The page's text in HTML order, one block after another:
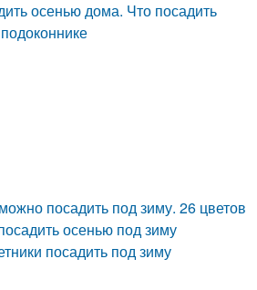
осенью дома. Что посадить
посадить под зиму. 26 цветов
осенью под зиму
посадить под зиму